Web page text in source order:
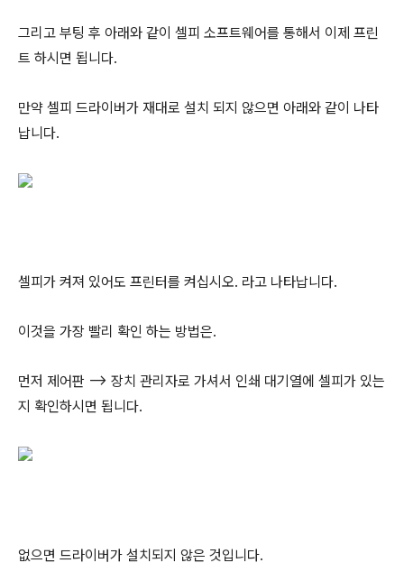
그리고 부팅 후 아래와 같이 셀피 소프트웨어를 통해서 이제 프린
트 하시면 됩니다.
만약 셀피 드라이버가 재대로 설치 되지 않으면 아래와 같이 나타
납니다.
셀피가 켜져 있어도 프린터를 켜십시오. 라고 나타납니다.
이것을 가장 빨리 확인 하는 방법은.
먼저 제어판 –> 장치 관리자로 가셔서 인쇄 대기열에 셀피가 있는
지 확인하시면 됩니다.
없으면 드라이버가 설치되지 않은 것입니다.